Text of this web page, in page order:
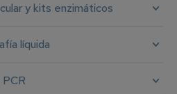
y kits enzimáticos
líquida